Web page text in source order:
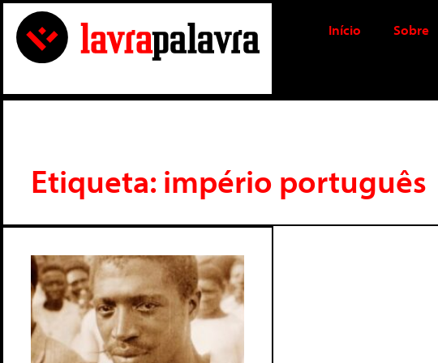
Início Sobre
Etiqueta: império português